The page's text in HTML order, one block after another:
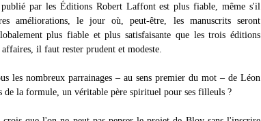
publié par les Éditions Robert Laffont est plus fiable, même s'il
améliorations, le jour où, peut-être, les manuscrits seront
plus fiable et plus satisfaisante que les trois éditions
affaires, il faut rester prudent et modeste.
les nombreux parrainages – au sens premier du mot – de Léon
de la formule, un véritable père spirituel pour ses filleuls ?